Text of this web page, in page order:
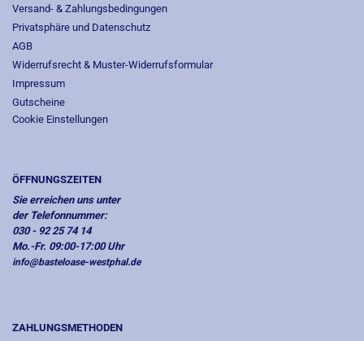
Versand- & Zahlungsbedingungen
Privatsphäre und Datenschutz
AGB
Widerrufsrecht & Muster-Widerrufsformular
Impressum
Gutscheine
Cookie Einstellungen
ÖFFNUNGSZEITEN
Sie erreichen uns unter
der Telefonnummer:
030 - 92 25 74 14
Mo.-Fr. 09:00-17:00 Uhr
info@basteloase-westphal.de
ZAHLUNGSMETHODEN